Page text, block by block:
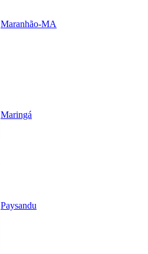
Maranhão-MA
Maringá
Paysandu